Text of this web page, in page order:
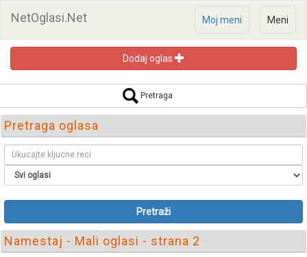
NetOglasi.Net Meni
Moj meni
Dodaj oglas
Pretraga
Pretraga oglasa
Pretraži
Namestaj - Mali oglasi - strana 2